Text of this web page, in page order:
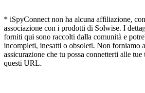
* iSpyConnect non ha alcuna affiliazione,
associazione con i prodotti di Solwise. I
forniti qui sono raccolti dalla comunità e
incompleti, inesatti o obsoleti. Non forniamo
assicurazione che tu possa connetterti alle
questi URL.